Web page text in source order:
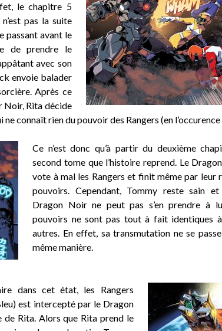
le chapitre 5
pas la suite
passant avant le
de prendre le
avec son
envoie balader
Après ce
Noir, Rita décide
connaît rien du pouvoir des Rangers (en
Ce n’est donc qu’à partir du deuxième
second tome que l’histoire reprend. Le
vote à mal les Rangers et finit même par leur
pouvoirs. Cependant, Tommy reste sain
Dragon Noir ne peut pas s’en prendre à
pouvoirs ne sont pas tout à fait identiques
autres. En effet, sa transmutation ne se
même manière.
dans cet état, les Rangers
est intercepté par le Dragon
de Rita. Alors que Rita prend le